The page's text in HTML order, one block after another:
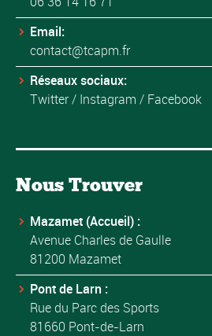
Email:
contact@tcapm.fr
Réseaux sociaux:
Twitter/ Instagram / Facebook
Nous Trouver
Mazamet (Accueil) :
Avenue Charles de Gaulle
81200 Mazamet
Pont de Larn :
Rue du Parc des Sports
81660 Pont-de-Larn